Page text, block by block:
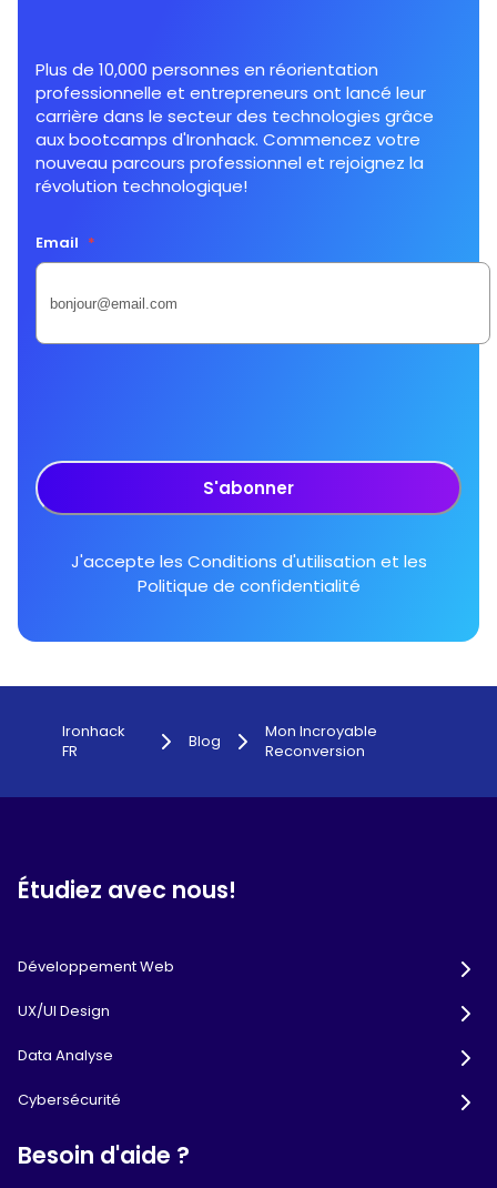
Plus de 10,000 personnes en réorientation
professionnelle et entrepreneurs ont lancé leur
carrière dans le secteur des technologies grâce
aux bootcamps d'Ironhack. Commencez votre
nouveau parcours professionnel et rejoignez la
révolution technologique!
Email *
S'abonner
J'accepte les Conditions d'utilisation et les
Politique de confidentialité
Ironhack
FR
Blog
Mon Incroyable
Reconversion
Étudiez avec nous!
Développement Web
UX/UI Design
Data Analyse
Cybersécurité
Besoin d'aide ?